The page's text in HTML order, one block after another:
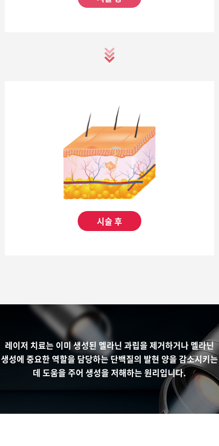
시술 후
레이저 치료는 이미 생성된 멜라닌 과립을 제거하거나 멜라닌
생성에 중요한 역할을 담당하는 단백질의 발현 양을 감소시키는
데 도움을 주어 생성을 저해하는 원리입니다.